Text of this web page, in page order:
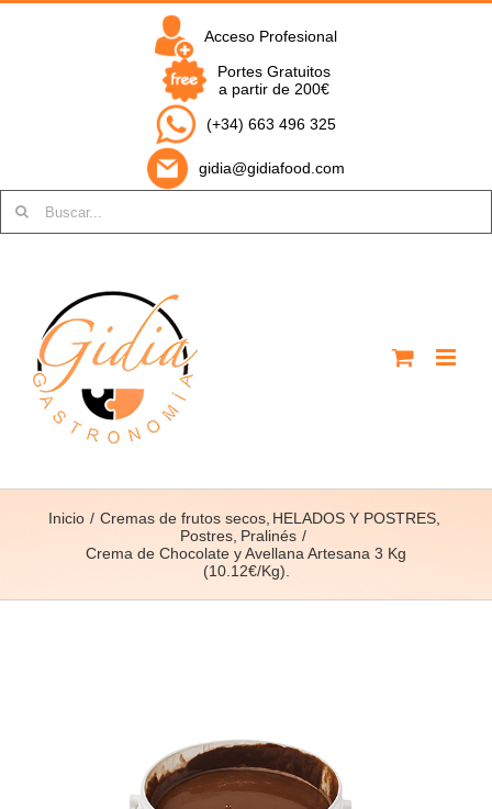
Saltar
Acceso Profesional
Portes Gratuitos
a partir de 200€
(+34) 663 496 325
gidia@gidiafood.com
Inicio Cremas de frutos secos HELADOS Y POSTRES
Postres Pralinés
Crema de Chocolate y Avellana Artesana 3 Kg
(10.12€/Kg).